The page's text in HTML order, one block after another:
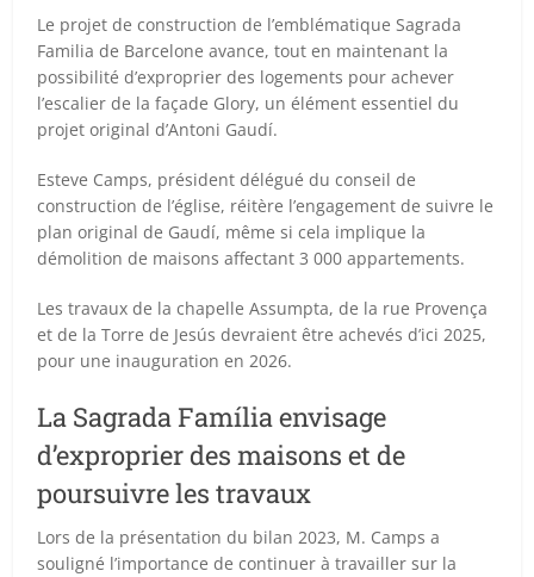
Le projet de construction de l’emblématique Sagrada
Familia de Barcelone avance, tout en maintenant la
possibilité d’exproprier des logements pour achever
l’escalier de la façade Glory, un élément essentiel du
projet original d’Antoni Gaudí.
Esteve Camps, président délégué du conseil de
construction de l’église, réitère l’engagement de suivre le
plan original de Gaudí, même si cela implique la
démolition de maisons affectant 3 000 appartements.
Les travaux de la chapelle Assumpta, de la rue Provença
et de la Torre de Jesús devraient être achevés d’ici 2025,
pour une inauguration en 2026.
La Sagrada Família envisage
d’exproprier des maisons et de
poursuivre les travaux
Lors de la présentation du bilan 2023, M. Camps a
souligné l’importance de continuer à travailler sur la